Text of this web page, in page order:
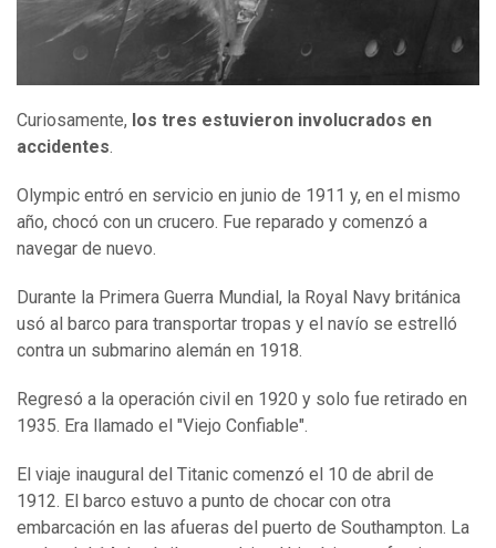
Curiosamente, los tres estuvieron involucrados en
accidentes.
Olympic entró en servicio en junio de 1911 y, en el mismo
año, chocó con un crucero. Fue reparado y comenzó a
navegar de nuevo.
Durante la Primera Guerra Mundial, la Royal Navy británica
usó al barco para transportar tropas y el navío se estrelló
contra un submarino alemán en 1918.
Regresó a la operación civil en 1920 y solo fue retirado en
1935. Era llamado el "Viejo Confiable".
El viaje inaugural del Titanic comenzó el 10 de abril de
1912. El barco estuvo a punto de chocar con otra
embarcación en las afueras del puerto de Southampton. La